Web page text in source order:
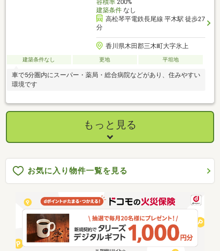
容積率200%
建築条件なし
高松琴平電鉄長尾線 平木駅 徒歩27
分
香川県木田郡三木町大字氷上
建築条件なし 更地 平坦地
車で5分圏内にスーパー・薬局・総合病院などがあり、住みやすい
環境です
もっと見る
お気に入り物件一覧を見る